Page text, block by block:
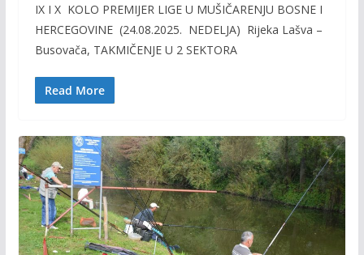
e
b
o
o
itt
er
ai
l
p
y
IX I X KOLO PREMIJER LIGE U MUŠIČARENJU BOSNE I
HERCEGOVINE (24.08.2025. NEDELJA) Rijeka Lašva –
Busovača, TAKMIČENJE U 2 SEKTORA
Read More